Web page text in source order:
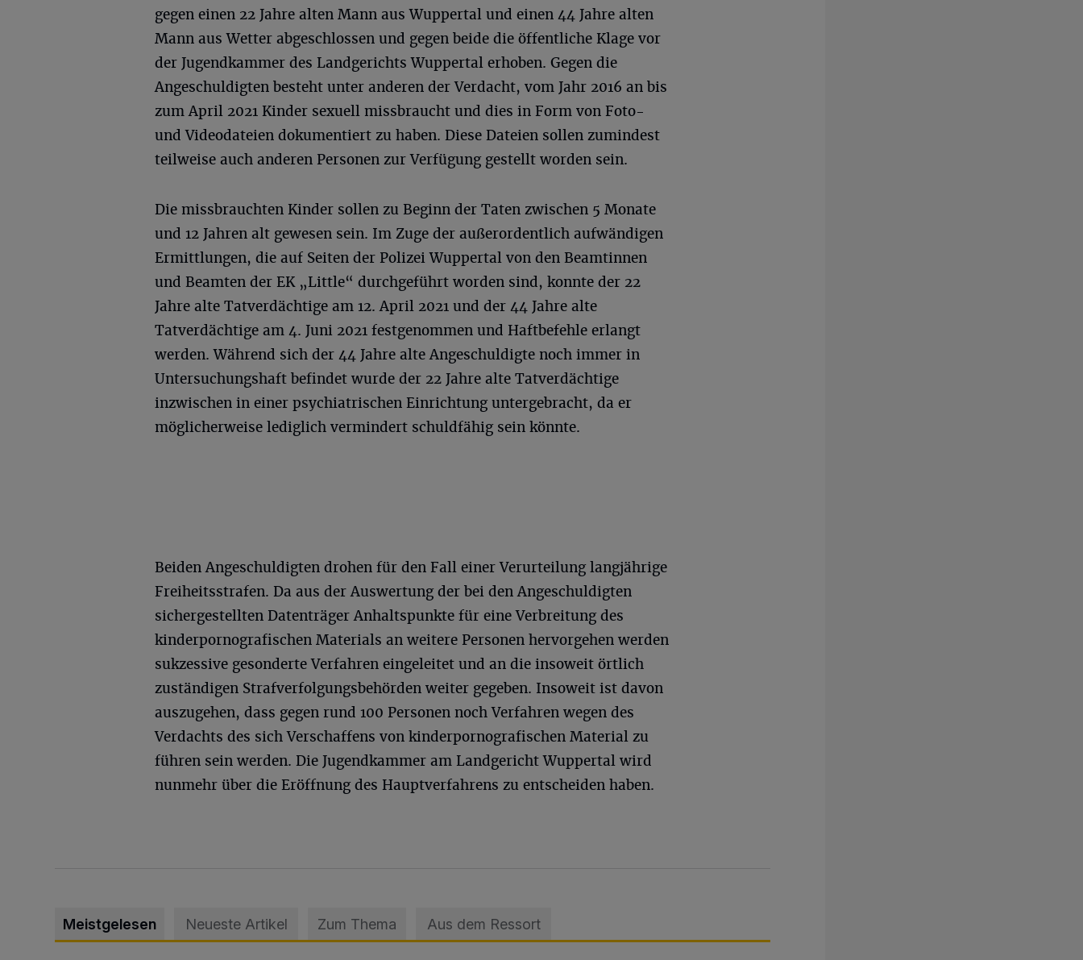
gegen einen 22 Jahre alten Mann aus Wuppertal und einen 44 Jahre alten
Mann aus Wetter abgeschlossen und gegen beide die öffentliche Klage vor
der Jugendkammer des Landgerichts Wuppertal erhoben. Gegen die
Angeschuldigten besteht unter anderen der Verdacht, vom Jahr 2016 an bis
zum April 2021 Kinder sexuell missbraucht und dies in Form von Foto-
und Videodateien dokumentiert zu haben. Diese Dateien sollen zumindest
teilweise auch anderen Personen zur Verfügung gestellt worden sein.
Die missbrauchten Kinder sollen zu Beginn der Taten zwischen 5 Monate
und 12 Jahren alt gewesen sein. Im Zuge der außerordentlich aufwändigen
Ermittlungen, die auf Seiten der Polizei Wuppertal von den Beamtinnen
und Beamten der EK „Little“ durchgeführt worden sind, konnte der 22
Jahre alte Tatverdächtige am 12. April 2021 und der 44 Jahre alte
Tatverdächtige am 4. Juni 2021 festgenommen und Haftbefehle erlangt
werden. Während sich der 44 Jahre alte Angeschuldigte noch immer in
Untersuchungshaft befindet wurde der 22 Jahre alte Tatverdächtige
inzwischen in einer psychiatrischen Einrichtung untergebracht, da er
möglicherweise lediglich vermindert schuldfähig sein könnte.
Beiden Angeschuldigten drohen für den Fall einer Verurteilung langjährige
Freiheitsstrafen. Da aus der Auswertung der bei den Angeschuldigten
sichergestellten Datenträger Anhaltspunkte für eine Verbreitung des
kinderpornografischen Materials an weitere Personen hervorgehen werden
sukzessive gesonderte Verfahren eingeleitet und an die insoweit örtlich
zuständigen Strafverfolgungsbehörden weiter gegeben. Insoweit ist davon
auszugehen, dass gegen rund 100 Personen noch Verfahren wegen des
Verdachts des sich Verschaffens von kinderpornografischen Material zu
führen sein werden. Die Jugendkammer am Landgericht Wuppertal wird
nunmehr über die Eröffnung des Hauptverfahrens zu entscheiden haben.
Meistgelesen Neueste Artikel Zum Thema Aus dem Ressort